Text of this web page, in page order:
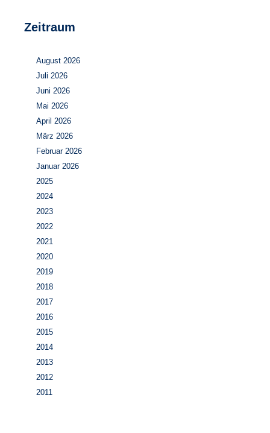
Zeitraum
August 2026
Juli 2026
Juni 2026
Mai 2026
April 2026
März 2026
Februar 2026
Januar 2026
2025
2024
2023
2022
2021
2020
2019
2018
2017
2016
2015
2014
2013
2012
2011